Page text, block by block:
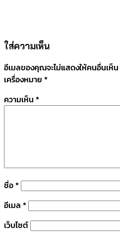
ใส่ความเห็น
อีเมลของคุณจะไม่แสดงให้คนอื่นเห็น
เครื่องหมาย *
ความเห็น *
ชื่อ*
อีเมล *
เว็บไซต์